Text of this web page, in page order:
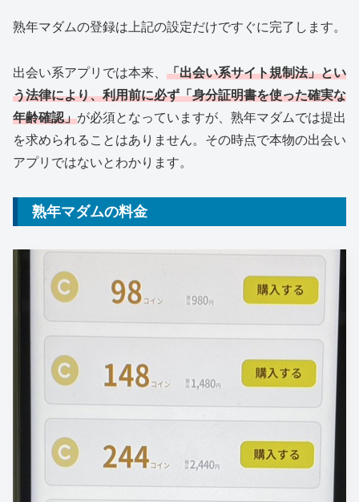
熟年マダムの登録は上記の設定だけですぐに完了します。
出会い系アプリでは本来、 「出会い系サイト規制法」とい
う法律により、利用前に必ず「身分証明書を使った確実な
年齢確認」が必須となっていますが、熟年マダムでは提出
を求められることはありません。その時点で本物の出会い
アプリではないとわかります。
熟年マダムの料金